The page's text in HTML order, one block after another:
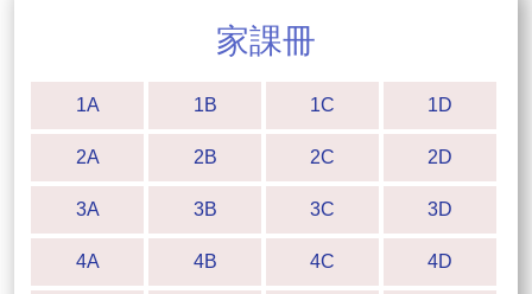
家課冊
1A 1B 1C 1D
2A 2B 2C 2D
3A 3B 3C 3D
4A 4B 4C 4D